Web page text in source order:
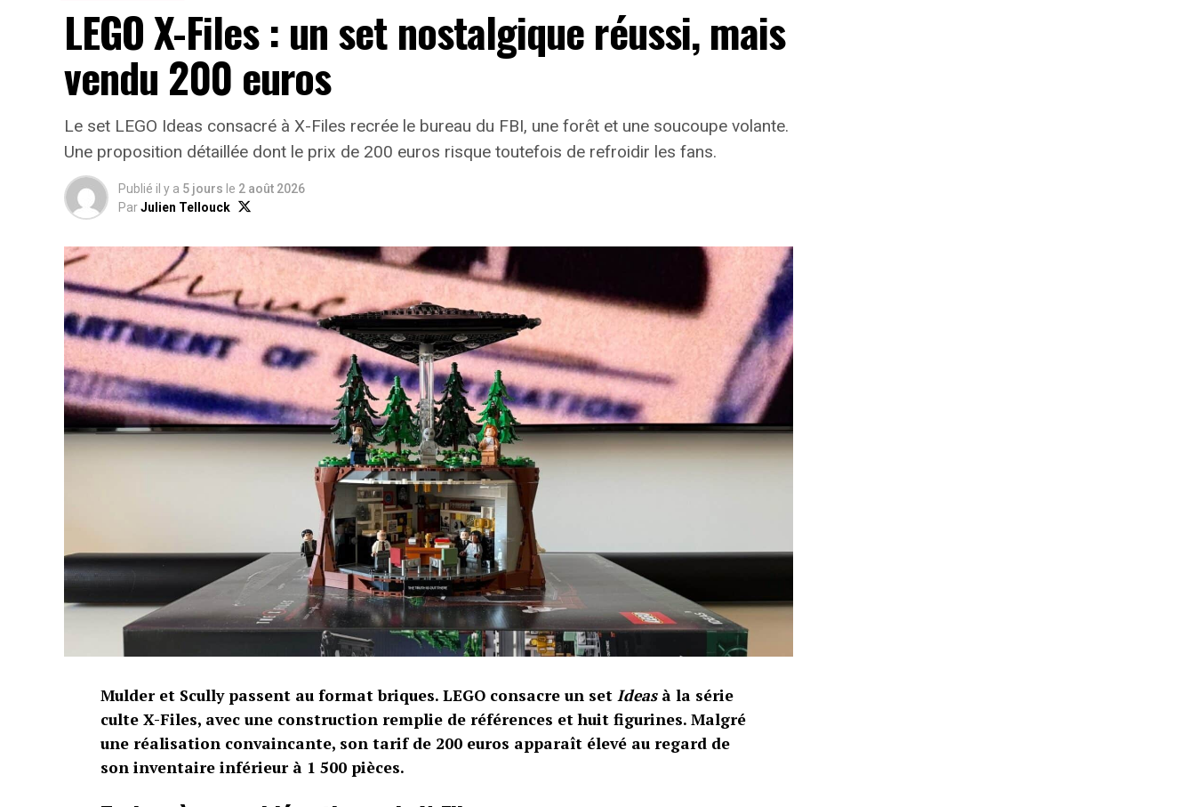
LEGO X-Files : un set nostalgique réussi, mais
vendu 200 euros
Le set LEGO Ideas consacré à X-Files recrée le bureau du FBI, une forêt et une soucoupe volante.
Une proposition détaillée dont le prix de 200 euros risque toutefois de refroidir les fans.
Publié il y a 5 jours le 2 août 2026
ParJulien Tellouck
Mulder et Scully passent au format briques. LEGO consacre un set Ideasà la série
culte X-Files, avec une construction remplie de références et huit figurines. Malgré
une réalisation convaincante, son tarif de 200 euros apparaît élevé au regard de
son inventaire inférieur à 1 500 pièces.